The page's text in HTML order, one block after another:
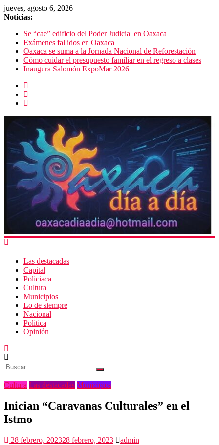
jueves, agosto 6, 2026
Noticias:
Se “cae” edificio del Poder Judicial en Oaxaca
Exámenes fallidos en Oaxaca
Oaxaca se suma a la Jornada Nacional de Reforestación
Cómo cuidar el presupuesto familiar en el regreso a clases
Inaugura Salomón ExpoMar 2026
Las destacadas
Capital
Policiaca
Cultura
Municipios
Lo de siempre
Nacional
Politica
Opinión
Cultura Las destacadas Municipios
Inician “Caravanas Culturales” en el
Istmo
28 febrero, 202328 febrero, 2023 admin